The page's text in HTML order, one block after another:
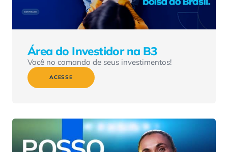
Área do Investidor na B3
Você no comando de seus investimentos!
ACESSE